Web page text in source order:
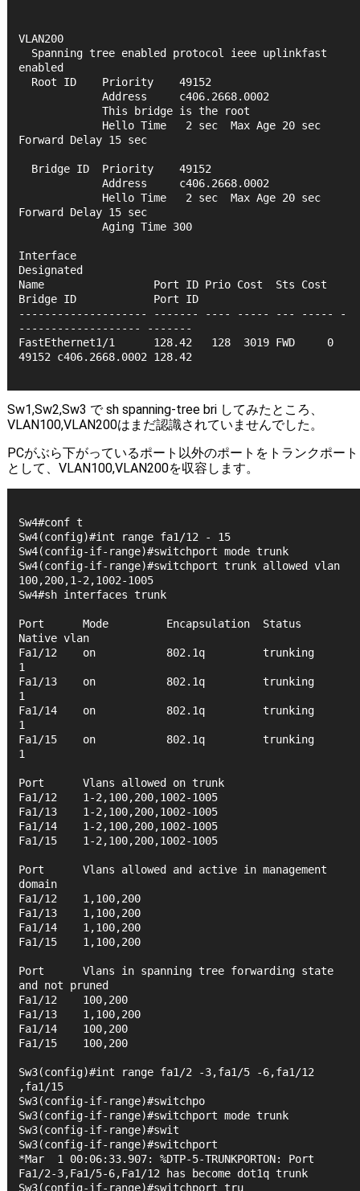
VLAN200
Spanning tree enabled protocol ieee uplinkfast
enabled
Root ID    Priority    49152
Address     c406.2668.0002
This bridge is the root
Hello Time   2 sec  Max Age 20 sec
Forward Delay 15 sec
Bridge ID  Priority    49152
Address     c406.2668.0002
Hello Time   2 sec  Max Age 20 sec
Forward Delay 15 sec
Aging Time 300
Interface
Designated
Name                 Port ID Prio Cost  Sts Cost
Bridge ID            Port ID
-------------------- ------- ---- ----- --- ----- -
------------------- -------
FastEthernet1/1      128.42   128  3019 FWD     0
49152 c406.2668.0002 128.42
Sw1,Sw2,Sw3 で sh spanning-tree bri してみたところ、
VLAN100,VLAN200はまだ認識されていませんでした。
PCがぶら下がっているポート以外のポートをトランクポート
として、VLAN100,VLAN200を収容します。
Sw4#conf t
Sw4(config)#int range fa1/12 - 15
Sw4(config-if-range)#switchport mode trunk
Sw4(config-if-range)#switchport trunk allowed vlan
100,200,1-2,1002-1005
Sw4#sh interfaces trunk
Port      Mode         Encapsulation  Status
Native vlan
Fa1/12    on           802.1q         trunking
1
Fa1/13    on           802.1q         trunking
1
Fa1/14    on           802.1q         trunking
1
Fa1/15    on           802.1q         trunking
1
Port      Vlans allowed on trunk
Fa1/12    1-2,100,200,1002-1005
Fa1/13    1-2,100,200,1002-1005
Fa1/14    1-2,100,200,1002-1005
Fa1/15    1-2,100,200,1002-1005
Port      Vlans allowed and active in management
domain
Fa1/12    1,100,200
Fa1/13    1,100,200
Fa1/14    1,100,200
Fa1/15    1,100,200
Port      Vlans in spanning tree forwarding state
and not pruned
Fa1/12    100,200
Fa1/13    1,100,200
Fa1/14    100,200
Fa1/15    100,200
Sw3(config)#int range fa1/2 -3,fa1/5 -6,fa1/12
,fa1/15
Sw3(config-if-range)#switchpo
Sw3(config-if-range)#switchport mode trunk
Sw3(config-if-range)#swit
Sw3(config-if-range)#switchport
*Mar  1 00:06:33.907: %DTP-5-TRUNKPORTON: Port
Fa1/2-3,Fa1/5-6,Fa1/12 has become dot1q trunk
Sw3(config-if-range)#switchport tru